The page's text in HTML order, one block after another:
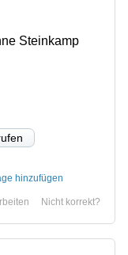
Steinkamp
hinzufügen
Nicht korrekt?